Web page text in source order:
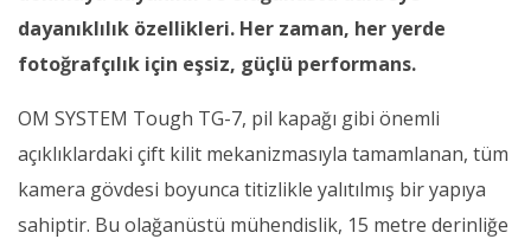
dayanıklılık özellikleri. Her zaman, her yerde
fotoğrafçılık için eşsiz, güçlü performans.
OM SYSTEM Tough TG-7, pil kapağı gibi önemli
açıklıklardaki çift kilit mekanizmasıyla tamamlanan, tüm
kamera gövdesi boyunca titizlikle yalıtılmış bir yapıya
sahiptir. Bu olağanüstü mühendislik, 15 metre derinliğe